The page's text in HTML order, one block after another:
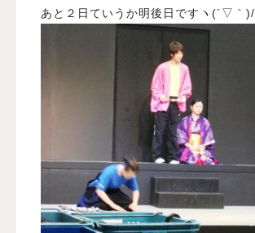
学校情報
あと２日ていうか明後日ですヽ(´▽｀)/